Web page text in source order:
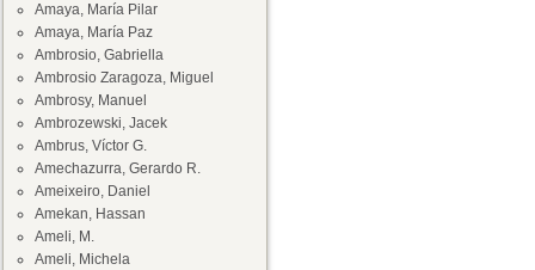
Amaya, María Pilar
Amaya, María Paz
Ambrosio, Gabriella
Ambrosio Zaragoza, Miguel
Ambrosy, Manuel
Ambrozewski, Jacek
Ambrus, Víctor G.
Amechazurra, Gerardo R.
Ameixeiro, Daniel
Amekan, Hassan
Ameli, M.
Ameli, Michela